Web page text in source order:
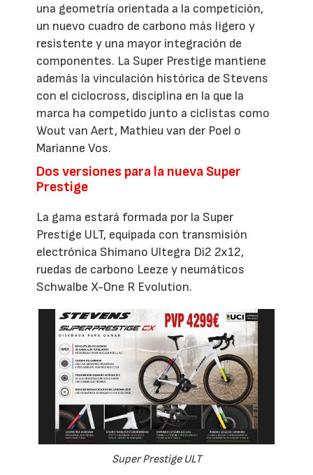
una geometría orientada a la competición,
un nuevo cuadro de carbono más ligero y
resistente y una mayor integración de
componentes. La Super Prestige mantiene
además la vinculación histórica de Stevens
con el ciclocross, disciplina en la que la
marca ha competido junto a ciclistas como
Wout van Aert, Mathieu van der Poel o
Marianne Vos.
Dos versiones para la nueva Super
Prestige
La gama estará formada por la Super
Prestige ULT, equipada con transmisión
electrónica Shimano Ultegra Di2 2x12,
ruedas de carbono Leeze y neumáticos
Schwalbe X-One R Evolution.
Super Prestige ULT